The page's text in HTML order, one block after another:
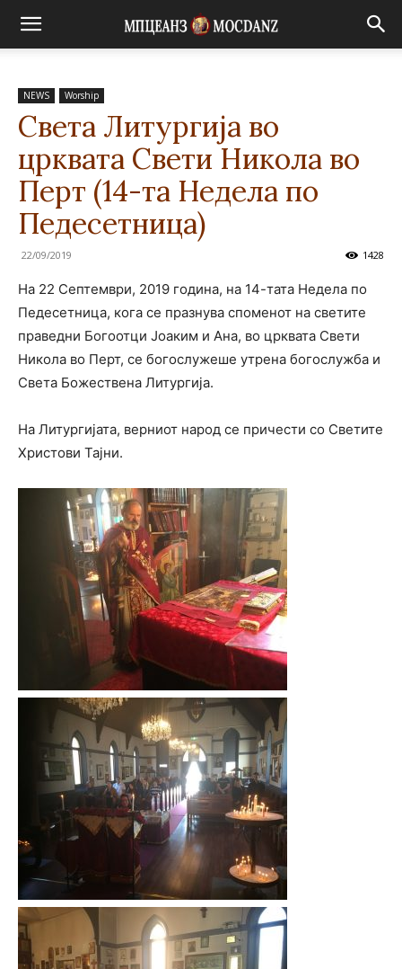
NEWS Worship
Света Литургија во
црквата Свети Никола во
Перт (14-та Недела по
Педесетница)
22/09/2019 1428
На 22 Септември, 2019 година, на 14-тата Недела по
Педесетница, кога се празнува споменот на светите
праведни Богоотци Јоаким и Ана, во црквата Свети
Никола во Перт, се богослужеше утрена богослужба и
Света Божествена Литургија.
На Литургијата, верниот народ се причести со Светите
Христови Тајни.